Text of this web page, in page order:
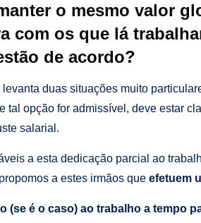
o mesmo valor
com os que lá
de acordo?
duas situações muito
tal opção for admissível, deve estar
salarial.
a esta dedicação parcial ao
a estes irmãos que efetuem
(se é o caso) ao trabalho a tempo